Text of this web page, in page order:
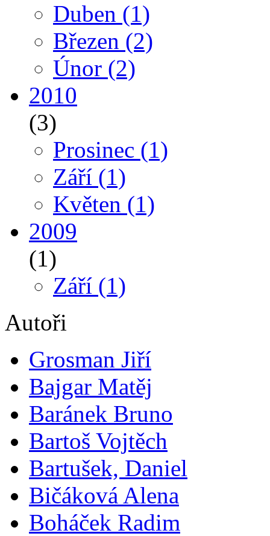
Duben (1)
Březen (2)
Únor (2)
2010
(3)
Prosinec (1)
Září (1)
Květen (1)
2009
(1)
Září (1)
Autoři
Grosman Jiří
Bajgar Matěj
Baránek Bruno
Bartoš Vojtěch
Bartušek, Daniel
Bičáková Alena
Boháček Radim